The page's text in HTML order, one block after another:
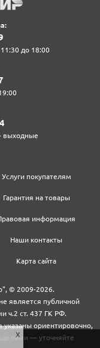
до 18:00
выходные
Услуги покупателям
Гарантия на товары
информация
Наши контакты
Карта сайта
© 2009-2026.
является публичной
ч.2 ст. 437 ГК РФ.
указаны ориентировочно,
— уточняйте